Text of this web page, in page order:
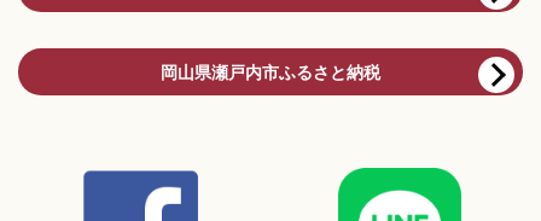
岡山県瀬戸内市ふるさと納税